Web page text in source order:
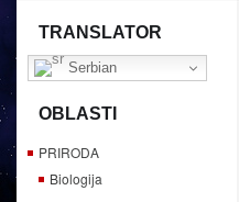
PDF BROJ 12
TRANSLATOR
Serbian
OBLASTI
PRIRODA
Biologija